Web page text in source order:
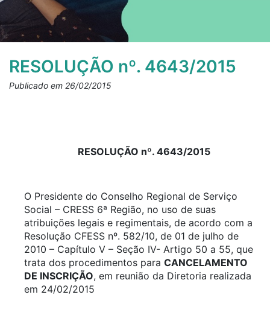
RESOLUÇÃO nº. 4643/2015
Publicado em 26/02/2015
RESOLUÇÃO nº. 4643/2015
O Presidente do Conselho Regional de Serviço
Social – CRESS 6ª Região, no uso de suas
atribuições legais e regimentais, de acordo com a
Resolução CFESS nº. 582/10, de 01 de julho de
2010 – Capítulo V – Seção IV- Artigo 50 a 55, que
trata dos procedimentos para CANCELAMENTO
DE INSCRIÇÃO, em reunião da Diretoria realizada
em 24/02/2015